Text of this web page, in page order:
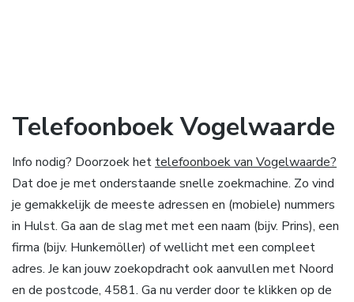
Telefoonboek Vogelwaarde
Info nodig? Doorzoek het telefoonboek van Vogelwaarde?
Dat doe je met onderstaande snelle zoekmachine. Zo vind
je gemakkelijk de meeste adressen en (mobiele) nummers
in Hulst. Ga aan de slag met met een naam (bijv. Prins), een
firma (bijv. Hunkemöller) of wellicht met een compleet
adres. Je kan jouw zoekopdracht ook aanvullen met Noord
en de postcode, 4581. Ga nu verder door te klikken op de